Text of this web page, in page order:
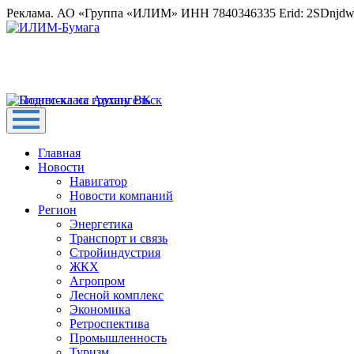
Реклама. АО «Группа «ИЛИМ» ИНН 7840346335 Erid:
Главная
Новости
Навигатор
Новости компаний
Регион
Энергетика
Транспорт и связь
Стройиндустрия
ЖКХ
Агропром
Лесной комплекс
Экономика
Ретроспектива
Промышленность